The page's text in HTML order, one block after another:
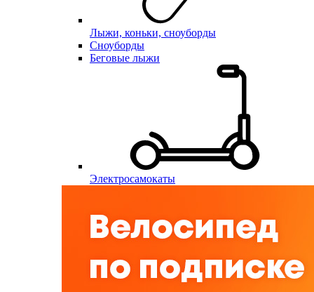
Лыжи, коньки, сноуборды
Сноуборды
Беговые лыжи
Электросамокаты